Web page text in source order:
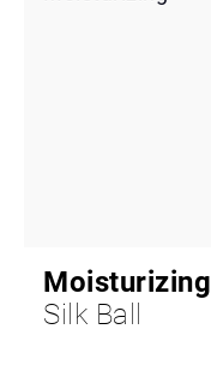
Moisturizing
Silk Ball